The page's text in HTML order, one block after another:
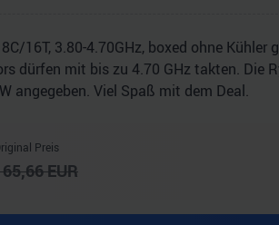
16T, 3.80-4.70GHz, boxed ohne
dürfen mit bis zu 4.70 GHz takten. Die
angegeben. Viel Spaß mit dem Deal.
Preis
EUR